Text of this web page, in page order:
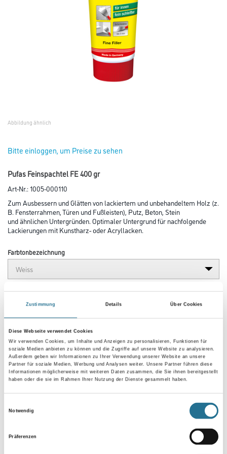
Zustimmung Details Über Cookies
Diese Webseite verwendet Cookies
Wir verwenden Cookies, um Inhalte und Anzeigen zu personalisieren, Funktionen für
soziale Medien anbieten zu können und die Zugriffe auf unsere Website zu analysieren.
Außerdem geben wir Informationen zu Ihrer Verwendung unserer Website an unsere
Partner für soziale Medien, Werbung und Analysen weiter. Unsere Partner führen diese
Informationen möglicherweise mit weiteren Daten zusammen, die Sie ihnen bereitgestellt
haben oder die sie im Rahmen Ihrer Nutzung der Dienste gesammelt haben.
Notwendig
Präferenzen
Abbildung ähnlich
Bitte einloggen, um Preise zu sehen
Pufas Feinspachtel FE 400 gr
Art-Nr.:1005-000110
Zum Ausbessern und Glätten von lackiertem und unbehandeltem Holz (z.
B. Fensterrahmen, Türen und Fußleisten), Putz, Beton, Stein
und ähnlichen Untergründen. Optimaler Untergrund für nachfolgende
Lackierungen mit Kunstharz- oder Acryllacken.
Farbtonbezeichnung
Gebinde
Umrechnungsfaktoren